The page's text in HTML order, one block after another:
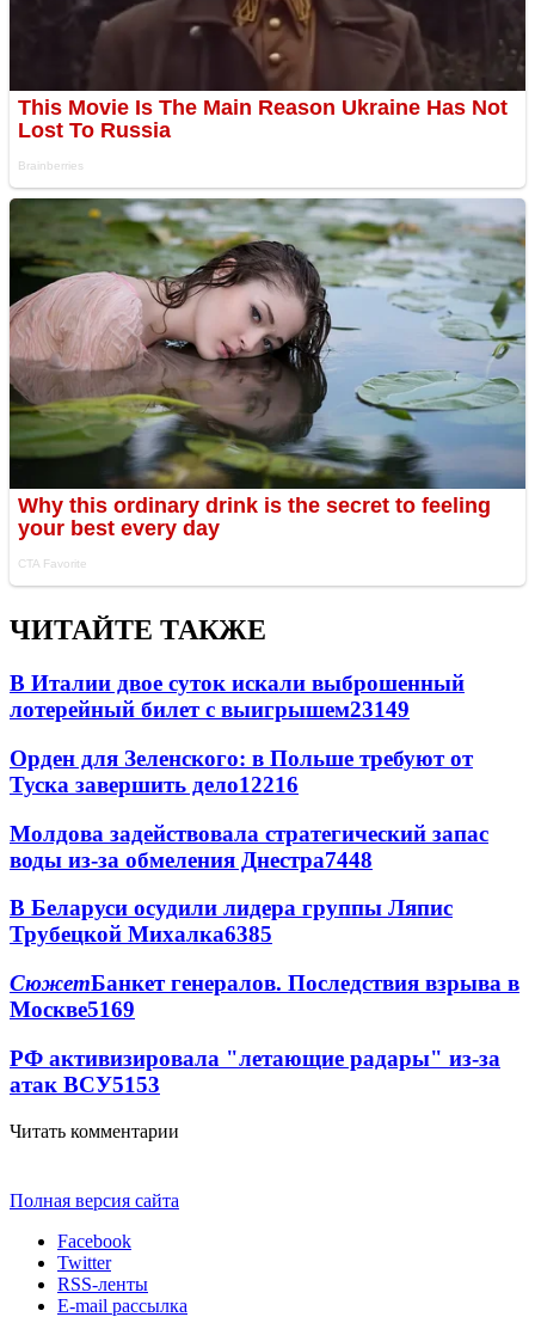
ЧИТАЙТЕ ТАКЖЕ
В Италии двое суток искали выброшенный
лотерейный билет с выигрышем23149
Орден для Зеленского: в Польше требуют от
Туска завершить дело12216
Молдова задействовала стратегический запас
воды из-за обмеления Днестра7448
В Беларуси осудили лидера группы Ляпис
Трубецкой Михалка6385
СюжетБанкет генералов. Последствия взрыва в
Москве5169
РФ активизировала "летающие радары" из-за
атак ВСУ5153
Читать комментарии
Полная версия сайта
Facebook
Twitter
RSS-ленты
E-mail рассылка